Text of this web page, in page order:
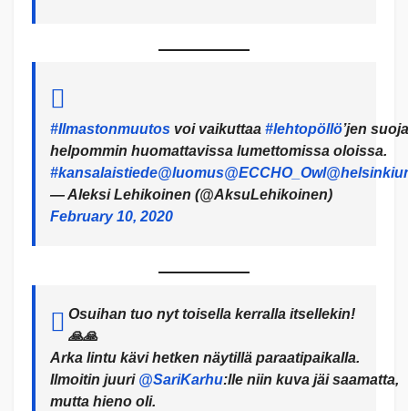
#Ilmastonmuutos voi vaikuttaa #lehtopöllö’jen
helpommin huomattavissa lumettomissa oloissa.
#kansalaistiede@luomus@ECCHO_Owl
— Aleksi Lehikoinen (@AksuLehikoinen)
February 10, 2020
Osuihan tuo nyt toisella kerralla itsellekin!
🙏🙏
Arka lintu kävi hetken näytillä paraatipaikalla.
Ilmoitin juuri @SariKarhu:lle niin kuva jäi saamatta,
mutta hieno oli.